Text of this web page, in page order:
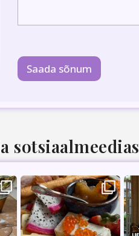
Saada sõnum
sotsiaalmeedias